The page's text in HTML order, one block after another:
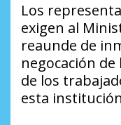
Los
exigen al
reaunde de
negocación
de los
esta